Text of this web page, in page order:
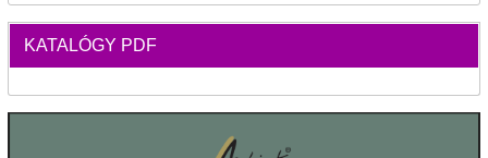
KATALÓGY PDF